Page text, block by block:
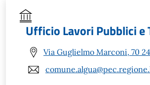
Ufficio Lavori Pubblici e
Via Guglielmo Marconi, 70